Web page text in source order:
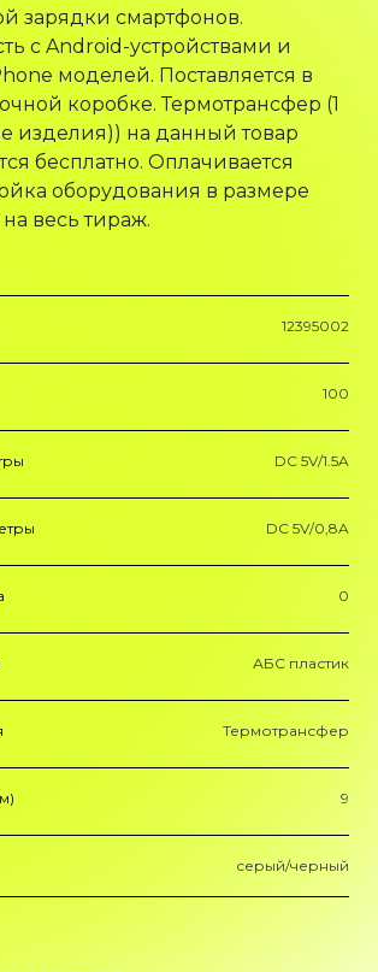
зарядки смартфонов.
с Android-устройствами и
моделей. Поставляется в
коробке. Термотрансфер (1
изделия)) на данный товар
бесплатно. Оплачивается
оборудования в размере
весь тираж.
12395002
100
DC 5V/1.5A
DC 5V/0,8A
0
АБС пластик
Термотрансфер
9
серый/черный